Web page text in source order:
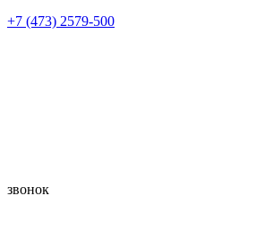
+7 (473) 2579-500
звонок